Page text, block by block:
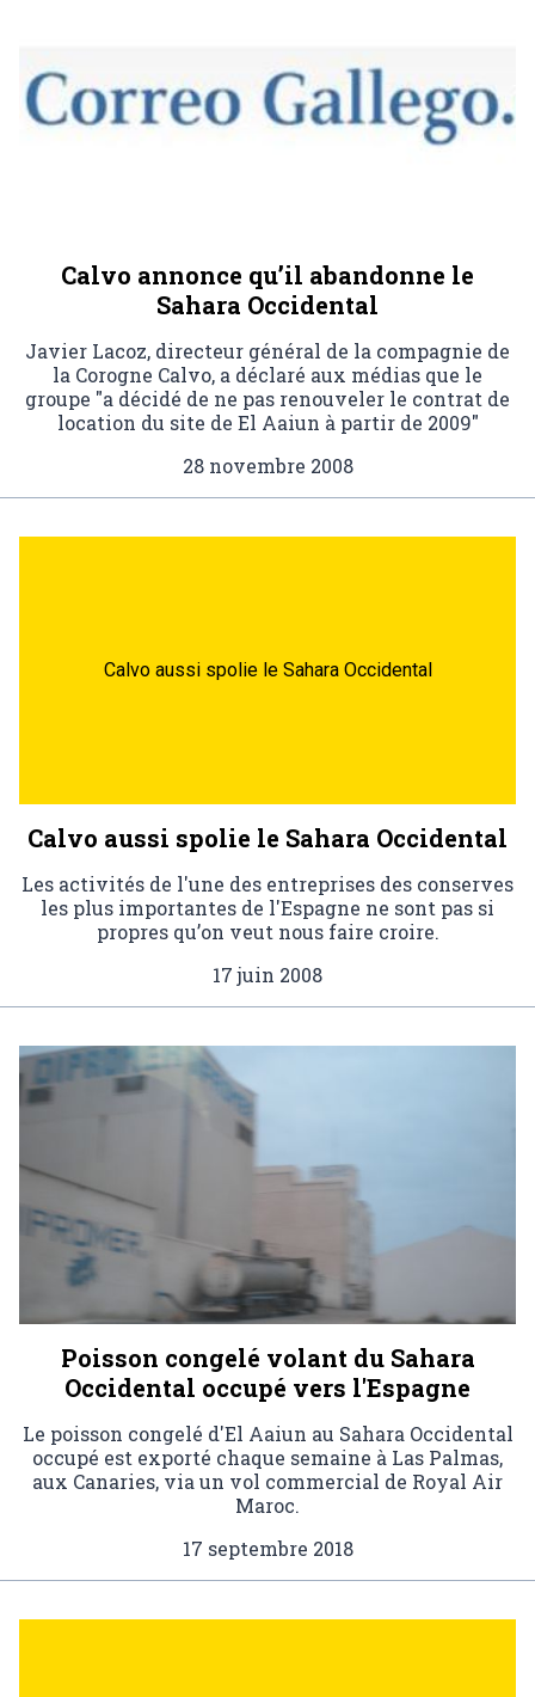
Calvo annonce qu’il abandonne le
Sahara Occidental
Javier Lacoz, directeur général de la compagnie de
la Corogne Calvo, a déclaré aux médias que le
groupe "a décidé de ne pas renouveler le contrat de
location du site de El Aaiun à partir de 2009"
28 novembre 2008
Calvo aussi spolie le Sahara Occidental
Calvo aussi spolie le Sahara Occidental
Les activités de l'une des entreprises des conserves
les plus importantes de l'Espagne ne sont pas si
propres qu’on veut nous faire croire.
17 juin 2008
Poisson congelé volant du Sahara
Occidental occupé vers l'Espagne
Le poisson congelé d'El Aaiun au Sahara Occidental
occupé est exporté chaque semaine à Las Palmas,
aux Canaries, via un vol commercial de Royal Air
Maroc.
17 septembre 2018